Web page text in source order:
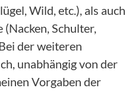
Wild, etc.), als auch
(Nacken, Schulter,
der weiteren
unabhängig von der
Vorgaben der